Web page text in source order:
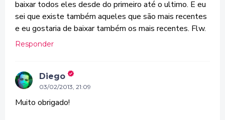
baixar todos eles desde do primeiro até o ultimo. E eu
sei que existe também aqueles que são mais recentes
e eu gostaria de baixar também os mais recentes. Flw.
Responder
Diego
03/02/2013, 21:09
Muito obrigado!